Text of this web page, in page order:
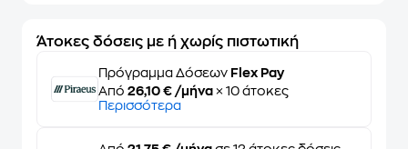
Άτοκες δόσεις με ή χωρίς πιστωτική
Πρόγραμμα Δόσεων Flex Pay
Από 26,10 € /μήνα × 10 άτοκες
Περισσότερα